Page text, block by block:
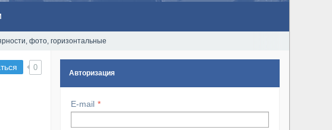
фото, горизонтальные
0
Авторизация
E-mail